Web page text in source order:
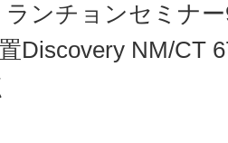
ランチョンセミナ
Discovery NM/CT